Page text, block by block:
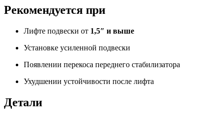
Рекомендуется при
Лифте подвески от 1,5″ и выше
Установке усиленной подвески
Появлении перекоса переднего стабилизатора
Ухудшении устойчивости после лифта
Детали